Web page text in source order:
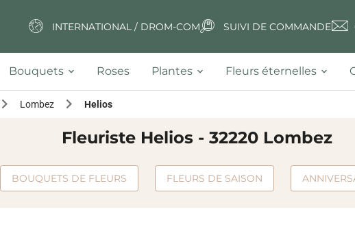
INTERNATIONAL / DROM-COM SUIVI DE COMMANDE
Bouquets Roses Plantes Fleurs éternelles
Lombez Helios
Fleuriste Helios - 32220 Lombez
BOUQUETS DE FLEURS FLEURS DE SAISON